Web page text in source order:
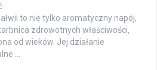
to nie tylko aromatyczny napój,
zdrowotnych właściwości,
od wieków. Jej działanie
…